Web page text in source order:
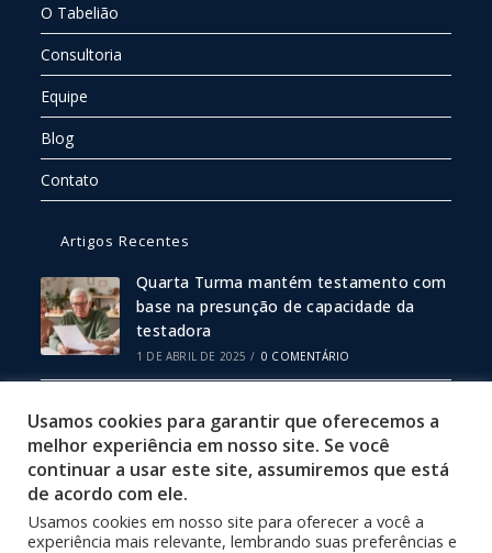
O Tabelião
Consultoria
Equipe
Blog
Contato
Artigos Recentes
Quarta Turma mantém testamento com
base na presunção de capacidade da
testadora
1 DE ABRIL DE 2025 / 0 COMENTÁRIO
Escritura Pública ou Particular: Qual
Escolher?
19 DE FEVEREIRO DE 2025 / 0 COMENTÁRIO
Política de Privacidade
Usamos cookies para garantir que oferecemos a
melhor experiência em nosso site. Se você
continuar a usar este site, assumiremos que está
de acordo com ele.
Usamos cookies em nosso site para oferecer a você a
experiência mais relevante, lembrando suas preferências e